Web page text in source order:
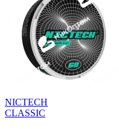
NICTECH
CLASSIC